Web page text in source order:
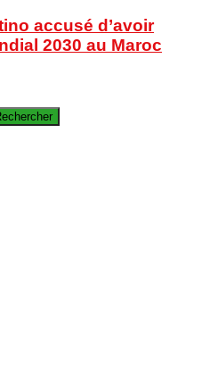
accusé d’avoir
2030 au Maroc